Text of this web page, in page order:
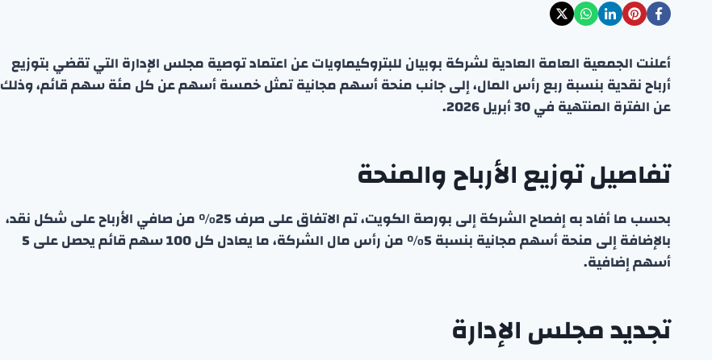
أعلنت الجمعية العامة العادية لشركة بوبيان للبتروكيماويات عن اعتماد توصية مجلس الإدارة التي تقضي بتوزيع
أرباح نقدية بنسبة ربع رأس المال، إلى جانب منحة أسهم مجانية تمثل خمسة أسهم عن كل مئة سهم قائم، وذلك
عن الفترة المنتهية في 30 أبريل 2026.
تفاصيل توزيع الأرباح والمنحة
بحسب ما أفاد به إفصاح الشركة إلى بورصة الكويت، تم الاتفاق على صرف 25% من صافي الأرباح على شكل نقد،
بالإضافة إلى منحة أسهم مجانية بنسبة 5% من رأس مال الشركة، ما يعادل كل 100 سهم قائم يحصل على 5
أسهم إضافية.
تجديد مجلس الإدارة